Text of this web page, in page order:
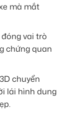
mà mắt
vai trò
chứng quan
chuyển
lái hình dung